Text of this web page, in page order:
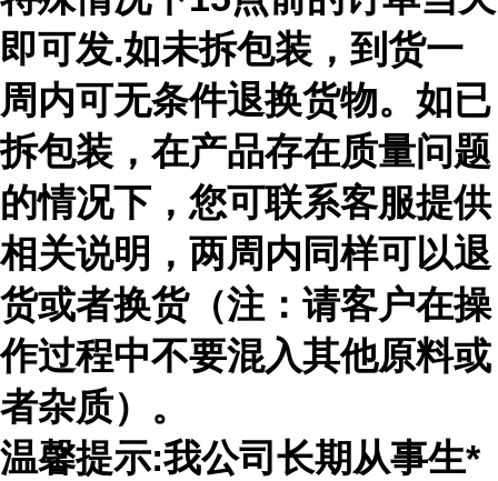
即可发.如未拆包装，到货一
周内可无条件退换货物。如已
拆包装，在产品存在质量问题
的情况下，您可联系客服提供
相关说明，两周内同样可以退
货或者换货（注：请客户在操
作过程中不要混入其他原料或
者杂质）。
温馨提示:我公司长期从事生*